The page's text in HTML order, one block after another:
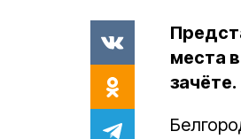
места
зачёте.